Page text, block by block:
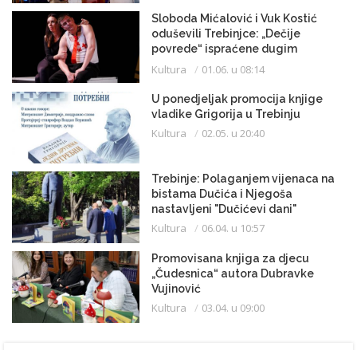
Sloboda Mićalović i Vuk Kostić
oduševili Trebinjce: „Dečije
povrede“ ispraćene dugim
aplauzom
Kultura 01.06. u 08:14
U ponedjeljak promocija knjige
vladike Grigorija u Trebinju
Kultura 02.05. u 20:40
Trebinje: Polaganjem vijenaca na
bistama Dučića i Njegoša
nastavljeni "Dučićevi dani"
Kultura 06.04. u 10:57
Promovisana knjiga za djecu
„Čudesnica“ autora Dubravke
Vujinović
Kultura 03.04. u 09:00